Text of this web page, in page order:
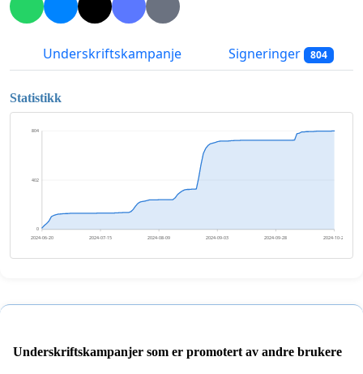
Underskriftskampanje Signeringer 804
Statistikk
0
402
804
2024-06-20 2024-07-15 2024-08-09 2024-09-03 2024-09-28 2024-10-23
Underskriftskampanjer som er promotert av andre brukere